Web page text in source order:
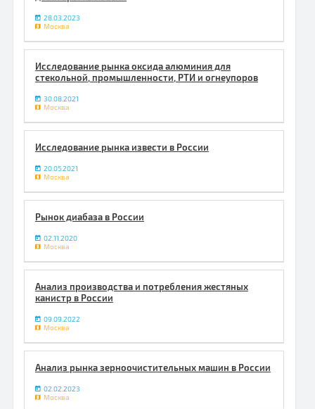
28.03.2023
Москва
Исследование рынка оксида алюминия для
стекольной, промышленности, РТИ и огнеупоров
30.08.2021
Москва
Исследование рынка извести в России
20.05.2021
Москва
Рынок диабаза в России
02.11.2020
Москва
Анализ производства и потребления жестяных
канистр в России
09.09.2022
Москва
Анализ рынка зерноочистительных машин в России
02.02.2023
Москва